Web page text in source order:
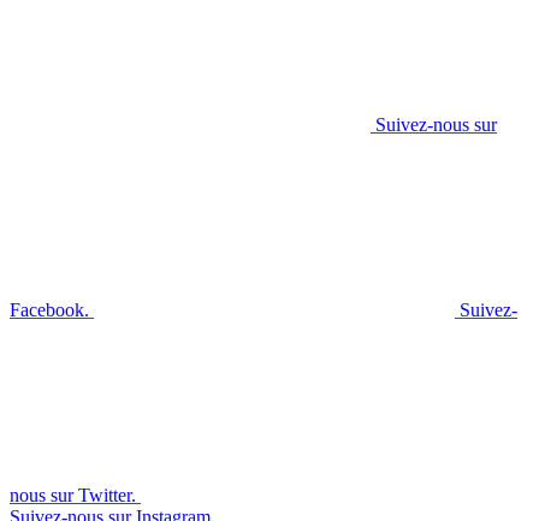
Suivez-nous sur
Facebook. Suivez-
nous sur Twitter.
Suivez-nous sur Instagram.